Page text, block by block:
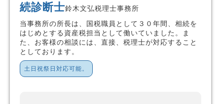
続診断士鈴木文弘税理士事務所
当事務所の所長は、国税職員として３０年間、相続を
はじめとする資産税担当として働いていました。ま
た、お客様の相談には、直接、税理士が対応すること
としております。
土日祝祭日対応可能。